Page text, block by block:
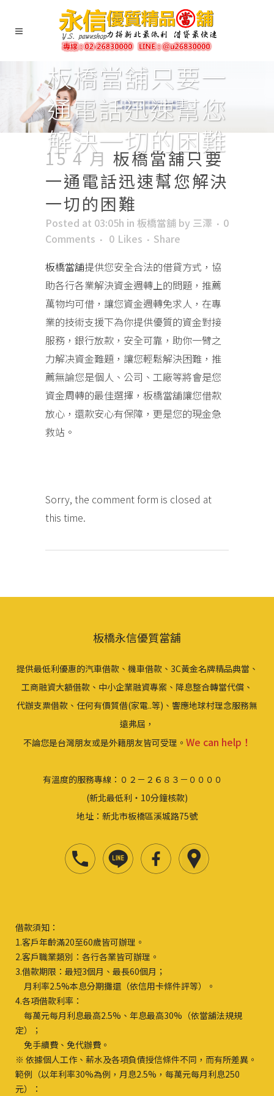
板橋當舖只要一
通電話迅速幫您
解決一切的困難
15 4 月 板橋當舖只要
一通電話迅速幫您解決
一切的困難
Posted at 03:05h in 板橋當舖 by 三澤
0
Comments
0 Likes
Share
板橋當舖提供您安全合法的借貸方式，協
助各行各業解決資金週轉上的問題，推薦
萬物均可借，讓您資金週轉免求人，在專
業的技術支援下為你提供優質的資金對接
服務，銀行放款，安全可靠，助你一臂之
力解决資金難題，讓您輕鬆解決困難，推
薦無論您是個人、公司、工廠等將會是您
資金周轉的最佳選擇，板橋當舖讓您借款
放心，還款安心有保障，更是您的現金急
救站。
Sorry, the comment form is closed at
this time.
板橋永信優質當舖
提供最低利優惠的汽車借款、機車借款、3C黃金名牌精品典當、
工商融資大額借款、中小企業融資專案、降息整合轉當代償、
代辦支票借款、任何有價質借(家電..等)、響應地球村理念服務無
遠弗屆，
不論您是台灣朋友或是外籍朋友皆可受理。 We can help！
有溫度的服務專線：０２－２６８３－００００
(新北最低利‧10分鐘核款)
地址：新北市板橋區溪城路75號
借款須知：
1.客戶年齡滿20至60歲皆可辦理。
2.客戶職業類別：各行各業皆可辦理。
3.借款期限：最短3個月、最長60個月；
月利率2.5%本息分期攤還（依信用卡條件評等）。
4.各項借款利率：
每萬元每月利息最高2.5%、年息最高30%（依當舖法規規
定）；
免手續費、免代辦費。
※ 依據個人工作、薪水及各項負債授信條件不同，而有所差異。
範例（以年利率30%為例，月息2.5%，每萬元每月利息250
元）：